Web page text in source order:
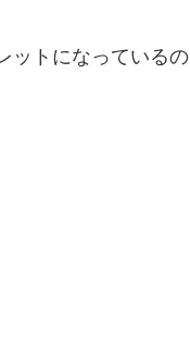
ットになっているの